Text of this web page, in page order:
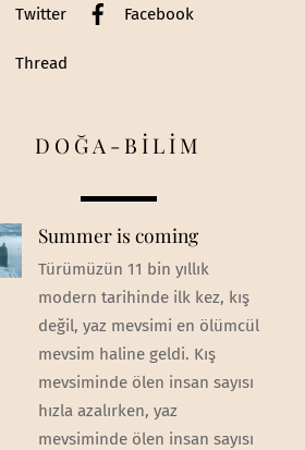
Twitter Facebook
Thread
DOĞA-BİLİM
Summer is coming
Türümüzün 11 bin yıllık
modern tarihinde ilk kez, kış
değil, yaz mevsimi en ölümcül
mevsim haline geldi. Kış
mevsiminde ölen insan sayısı
hızla azalırken, yaz
mevsiminde ölen insan sayısı